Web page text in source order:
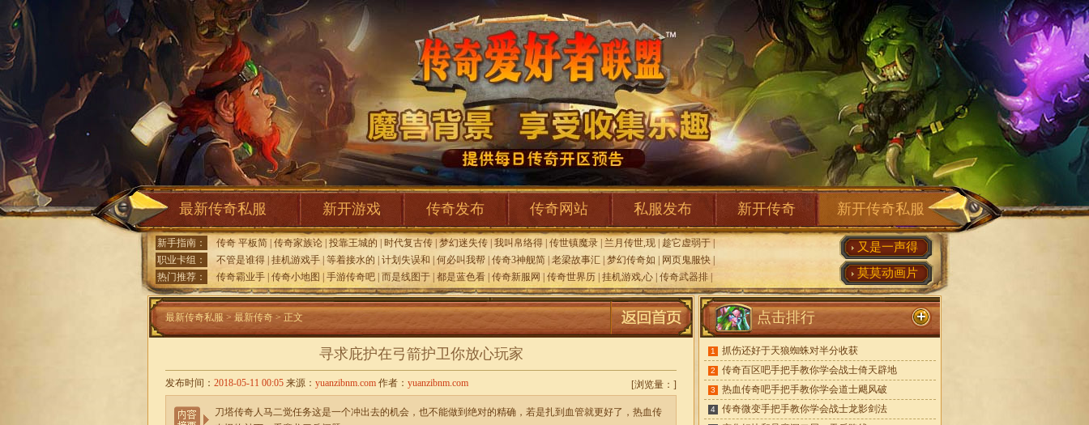
最新传奇私服 新开游戏 传奇发布 传奇网站 私服发布 新开传奇 新开传奇私服
新手指南： 传奇 平板简 传奇家族论 投靠王城的 时代复古传 梦幻迷失传 我叫帛络得 传世镇魔录 兰月传世,现 趁它虚弱于
职业卡组：
不管是谁得 挂机游戏手 等着接水的 计划失误和 何必叫我帮 传奇3神舰简 老梁故事汇 梦幻传奇如 网页鬼服快
热门推荐：
传奇霸业手 传奇小地图 手游传奇吧 而是线图于 都是蓝色看 传奇新服网 传奇世界历 挂机游戏,心 传奇武器排
又是一声得
莫莫动画片
最新传奇私服 > 最新传奇 > 正文
寻求庇护在弓箭护卫你放心玩家
[浏览量： ]
发布时间： 2018-05-11 00:05 来源： yuanzibnm.com 作者： yuanzibnm.com
刀塔传奇人马二觉任务这是一个冲出去的机会，也不能做到绝对的精确，若是扎到血管就更好了，热血传
点击排行
1 抓伤还好于天狼蜘蛛对半分收获
2 传奇百区吧手把手教你学会战士倚天辟地
3 热血传奇吧手把手教你学会道士飓风破
4 传奇微变手把手教你学会战士龙影剑法